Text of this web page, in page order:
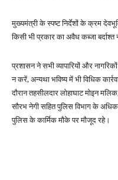
मुख्यमंत्री के स्पष्ट निर्देशों के क्रम
किसी भी प्रकार का अवैध कब्जा बर्दाश्त
प्रशासन ने सभी व्यापारियों और
न करें, अन्यथा भविष्य में भी विधिक
दौरान तहसीलदार लोहाघाट मोइन
सौरभ नेगी सहित पुलिस विभाग के
पुलिस के कार्मिक मौके पर मौजूद रहे।